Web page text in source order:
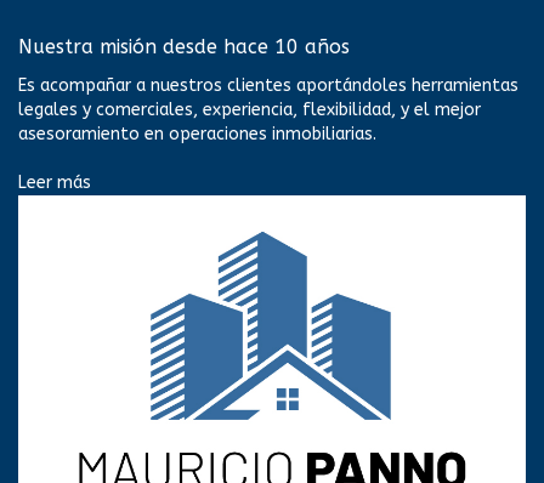
Nuestra misión desde hace 10 años
Es acompañar a nuestros clientes aportándoles herramientas
legales y comerciales, experiencia, flexibilidad, y el mejor
asesoramiento en operaciones inmobiliarias.
Leer más